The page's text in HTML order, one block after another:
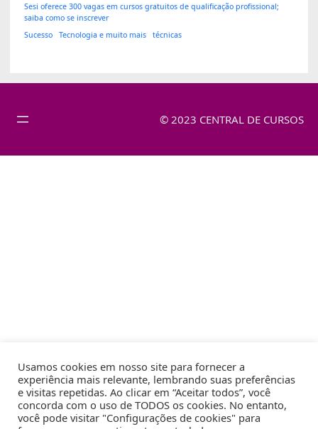
Sesi oferece 300 vagas em cursos gratuitos de qualificação profissional;
saiba como se inscrever
Sucesso
Tecnologia e muito mais técnicas
© 2023 CENTRAL DE CURSOS
Usamos cookies em nosso site para fornecer a
experiência mais relevante, lembrando suas preferências
e visitas repetidas. Ao clicar em “Aceitar todos”, você
concorda com o uso de TODOS os cookies. No entanto,
você pode visitar "Configurações de cookies" para